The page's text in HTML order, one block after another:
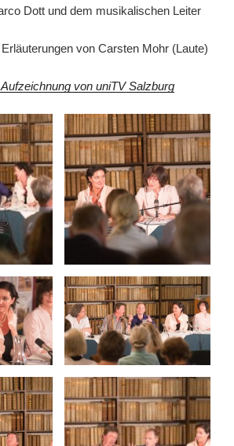
Dott und dem musikalischen Leiter
von Carsten Mohr (Laute)
von uniTV Salzburg